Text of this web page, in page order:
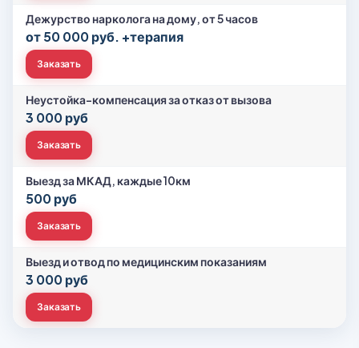
Дежурство нарколога на дому, от 5 часов
от 50 000 руб. +терапия
Заказать
Неустойка-компенсация за отказ от вызова
3 000 руб
Заказать
Выезд за МКАД, каждые 10км
500 руб
Заказать
Выезд и отвод по медицинским показаниям
3 000 руб
Заказать